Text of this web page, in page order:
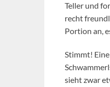
Teller und
recht
Portion an,
Stimmt!
sieht zwar